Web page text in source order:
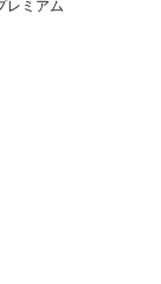
レミアム